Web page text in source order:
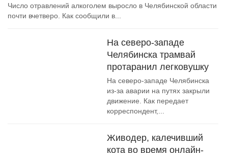
Число отравлений алкоголем выросло в Челябинской области
почти вчетверо. Как сообщили в...
На северо-западе
Челябинска трамвай
протаранил легковушку
На северо-западе Челябинска
из-за аварии на путях закрыли
движение. Как передает
корреспондент,...
Живодер, калечивший
кота во время онлайн-